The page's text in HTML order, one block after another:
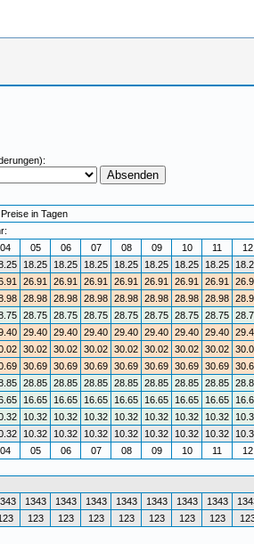
in Tagen
05 06 07 08 09 10 11 12
18.25 18.25 18.25 18.25 18.25 18.25 18.25
26.91 26.91 26.91 26.91 26.91 26.91 26.91
28.98 28.98 28.98 28.98 28.98 28.98 28.98
28.75 28.75 28.75 28.75 28.75 28.75 28.75
29.40 29.40 29.40 29.40 29.40 29.40 29.40
30.02 30.02 30.02 30.02 30.02 30.02 30.02
30.69 30.69 30.69 30.69 30.69 30.69 30.69
28.85 28.85 28.85 28.85 28.85 28.85 28.85
16.65 16.65 16.65 16.65 16.65 16.65 16.65
10.32 10.32 10.32 10.32 10.32 10.32 10.32
10.32 10.32 10.32 10.32 10.32 10.32 10.32
05 06 07 08 09 10 11 12
1343 1343 1343 1343 1343 1343 1343
123 123 123 123 123 123 123